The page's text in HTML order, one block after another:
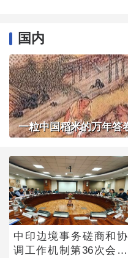
国内
中印边境事务磋商和协
调工作机制第36次会议